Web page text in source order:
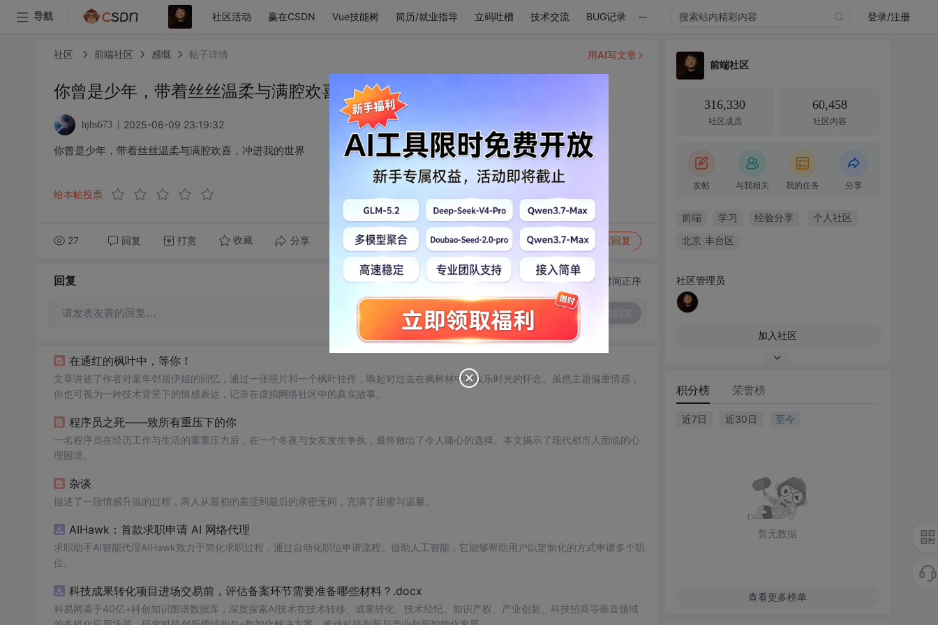
导航 社区活动 赢在CSDN Vue技能树 简历/就业指导 立码吐槽 技术交流 BUG记录 ... 登录/注册
社区 前端社区 感慨 帖子详情
你曾是少年，带着丝丝温柔与满腔欢喜，冲进我的世界
hjhs673 2025-06-09 23:19:32
你曾是少年，带着丝丝温柔与满腔欢喜，冲进我的世界
给本帖投票
27 回复 打赏 收藏 分享 转发到动态 举报 写回复
用AI写文章
回复 切换为时间正序
请发表友善的回复…
在通红的枫叶中，等你！
文章讲述了作者对童年邻居伊姐的回忆，通过一张照片和一个枫叶挂件，唤起对过去在枫树林中的欢乐时光的怀念。虽然主题偏重情感，
但也可视为一种技术背景下的情感表达，记录在虚拟网络社区中的真实故事。
程序员之死——致所有重压下的你
一名程序员在经历工作与生活的重重压力后，在一个冬夜与女友发生争执，最终做出了令人痛心的选择。本文揭示了现代都市人面临的心
理困境。
杂谈
描述了一段情感升温的过程，两人从最初的羞涩到最后的亲密无间，充满了甜蜜与温馨。
AIHawk：首款求职申请 AI 网络代理
求职助手AI智能代理AIHawk致力于简化求职过程，通过自动化职位申请流程。借助人工智能，它能够帮助用户以定制化的方式申请多个职
位。
科技成果转化项目进场交易前，评估备案环节需要准备哪些材料？.docx
科易网基于40亿+科创知识图谱数据库，深度探索AI技术在技术转移、成果转化、技术经纪、知识产权、产业创新、科技招商等垂直领域
前端社区
316,330
社区成员
60,458
社区内容
发帖 与我相关 我的任务 分享
前端 学习 经验分享 个人社区
北京·丰台区
社区管理员
加入社区
积分榜 荣誉榜
近7日 近30日 至今
暂无数据
查看更多榜单